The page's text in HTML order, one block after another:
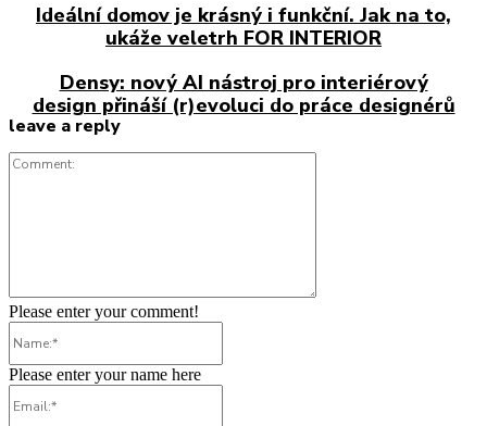
Ideální domov je krásný i funkční. Jak na to,
ukáže veletrh FOR INTERIOR
Densy: nový AI nástroj pro interiérový
design přináší (r)evoluci do práce designérů
leave a reply
Please enter your comment!
Please enter your name here